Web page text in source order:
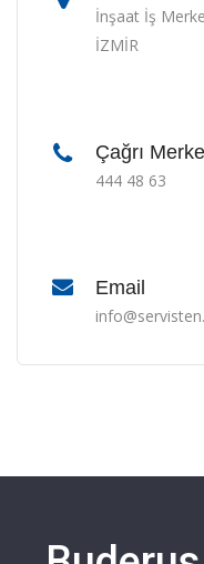
İnşaat İş
İZMİR
Çağrı
444 48 63
Email